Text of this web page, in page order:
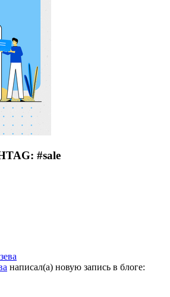
#sale
написал(а) новую запись в блоге: